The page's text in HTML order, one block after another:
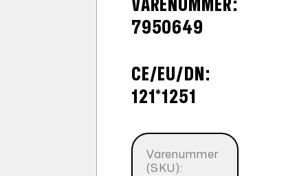
VARENUMMER:
7950649
CE/EU/DN:
121*1251
Varenummer
(SKU):